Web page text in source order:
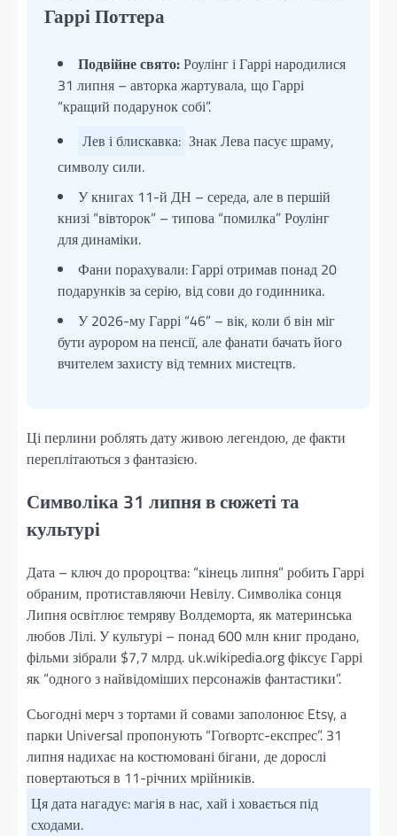
Гаррі Поттера
Подвійне свято:Роулінг і Гаррі народилися
31 липня – авторка жартувала, що Гаррі
“кращий подарунок собі”.
Лев і блискавка: Знак Лева пасує шраму,
символу сили.
У книгах 11-й ДН – середа, але в першій
книзі “вівторок” – типова “помилка” Роулінг
для динаміки.
Фани порахували: Гаррі отримав понад 20
подарунків за серію, від сови до годинника.
У 2026-му Гаррі “46” – вік, коли б він міг
бути аурором на пенсії, але фанати бачать його
вчителем захисту від темних мистецтв.
Ці перлини роблять дату живою легендою, де факти
переплітаються з фантазією.
Символіка 31 липня в сюжеті та
культурі
Дата – ключ до пророцтва: “кінець липня” робить Гаррі
обраним, протиставляючи Невілу. Символіка сонця
Липня освітлює темряву Волдеморта, як материнська
любов Лілі. У культурі – понад 600 млн книг продано,
фільми зібрали $7,7 млрд. uk.wikipedia.org фіксує Гаррі
як “одного з найвідоміших персонажів фантастики”.
Сьогодні мерч з тортами й совами заполонює Etsy, а
парки Universal пропонують “Гоґвортс-експрес”. 31
липня надихає на костюмовані бігани, де дорослі
повертаються в 11-річних мрійників.
Ця дата нагадує: магія в нас, хай і ховається під
сходами.